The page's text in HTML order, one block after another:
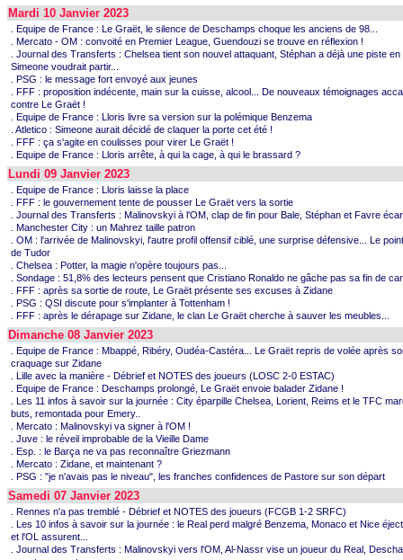
Mardi 10 Janvier 2023
. Equipe de France : Le Graët, le silence de Deschamps choque les anciens de 98...
. Mercato - OM : convoité en Premier League, Guendouzi se trouve en réflexion !
. Journal des Transferts : Chelsea tient son nouvel attaquant, Stéphan a déjà une piste en
Simeone voudrait partir...
. PSG : le message fort envoyé aux jeunes
. FFF : proposition indécente, main sur la cuisse, alcool... De nouveaux témoignages
contre Le Graët !
. Equipe de France : Lloris livre sa version sur la polémique Benzema
. Atletico : Simeone aurait décidé de claquer la porte cet été !
. FFF : ça s'agite en coulisses pour virer Le Graët !
. Equipe de France : Lloris arrête, à qui la cage, à qui le brassard ?
Lundi 09 Janvier 2023
. Equipe de France : Lloris laisse la place
. FFF : le gouvernement tente de pousser Le Graët vers la sortie
. Journal des Transferts : Malinovskyi à l'OM, clap de fin pour Bale, Stéphan et Favre
. Manchester City : un Mahrez taille patron
. OM : l'arrivée de Malinovskyi, l'autre profil offensif ciblé, une surprise défensive... Le
de Tudor
. Chelsea : Potter, la magie n'opère toujours pas...
. Sondage : 51,8% des lecteurs pensent que Cristiano Ronaldo ne gâche pas sa fin de
. FFF : après sa sortie de route, Le Graët présente ses excuses à Zidane
. PSG : QSI discute pour s'implanter à Tottenham !
. FFF : après le dérapage sur Zidane, le clan Le Graët cherche à sauver les meubles...
Dimanche 08 Janvier 2023
. Equipe de France : Mbappé, Ribéry, Oudéa-Castéra... Le Graët repris de volée après
craquage sur Zidane
. Lille avec la manière - Débrief et NOTES des joueurs (LOSC 2-0 ESTAC)
. Equipe de France : Deschamps prolongé, Le Graët envoie balader Zidane !
. Les 11 infos à savoir sur la journée : City éparpille Chelsea, Lorient, Reims et le TFC
buts, remontada pour Emery..
. Mercato : Malinovskyi va signer à l'OM !
. Juve : le réveil improbable de la Vieille Dame
. Esp. : le Barça ne va pas reconnaître Griezmann
. Mercato : Zidane, et maintenant ?
. PSG : "je n'avais pas le niveau", les franches confidences de Pastore sur son départ
Samedi 07 Janvier 2023
. Rennes n'a pas tremblé - Débrief et NOTES des joueurs (FCGB 1-2 SRFC)
. Les 10 infos à savoir sur la journée : le Real perd malgré Benzema, Monaco et Nice
et l'OL assurent...
. Journal des Transferts : Malinovskyi vers l'OM, Al-Nassr vise un joueur du Real,